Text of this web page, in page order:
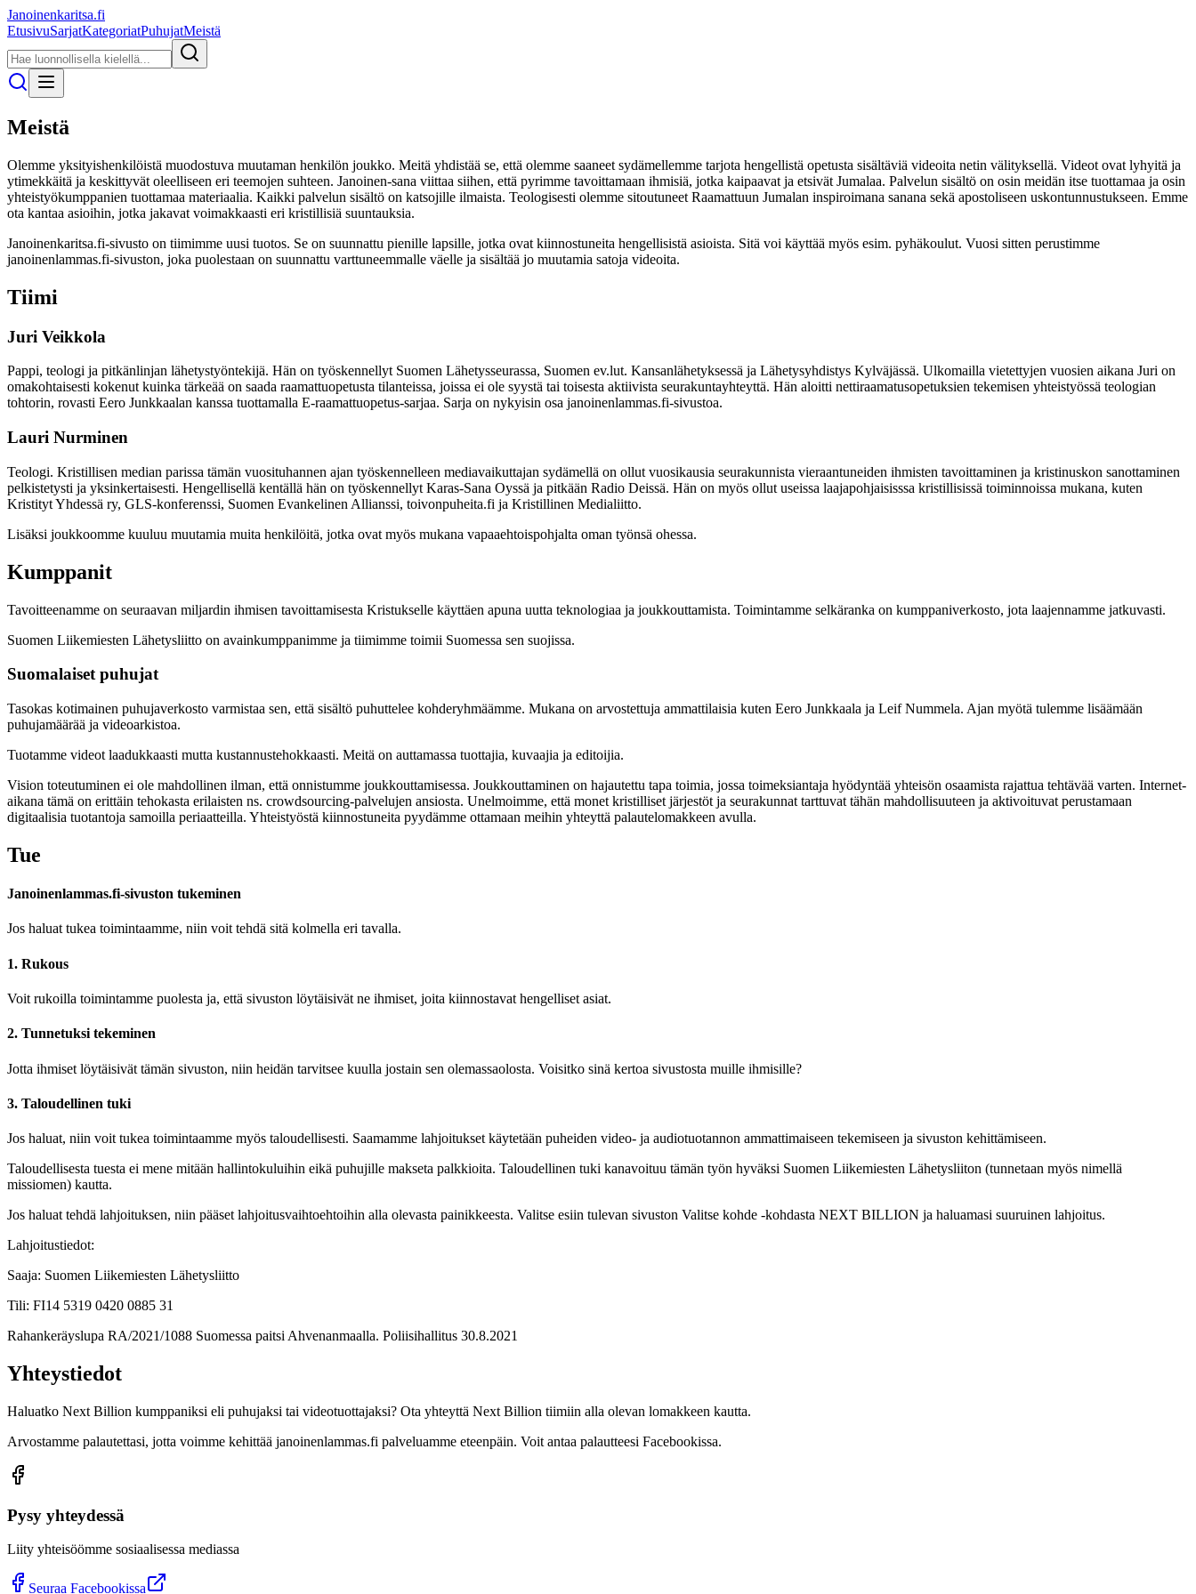
Janoinenkaritsa.fi
EtusivuSarjatKategoriatPuhujatMeistä
Meistä
Olemme yksityishenkilöistä muodostuva muutaman henkilön joukko. Meitä yhdistää se, että olemme saaneet sydämellemme tarjota hengellistä opetusta sisältäviä videoita netin välityksellä. Videot ovat lyhyitä ja
ytimekkäitä ja keskittyvät oleelliseen eri teemojen suhteen. Janoinen-sana viittaa siihen, että pyrimme tavoittamaan ihmisiä, jotka kaipaavat ja etsivät Jumalaa. Palvelun sisältö on osin meidän itse tuottamaa ja osin
yhteistyökumppanien tuottamaa materiaalia. Kaikki palvelun sisältö on katsojille ilmaista. Teologisesti olemme sitoutuneet Raamattuun Jumalan inspiroimana sanana sekä apostoliseen uskontunnustukseen. Emme
ota kantaa asioihin, jotka jakavat voimakkaasti eri kristillisiä suuntauksia.
Janoinenkaritsa.fi-sivusto on tiimimme uusi tuotos. Se on suunnattu pienille lapsille, jotka ovat kiinnostuneita hengellisistä asioista. Sitä voi käyttää myös esim. pyhäkoulut. Vuosi sitten perustimme
janoinenlammas.fi-sivuston, joka puolestaan on suunnattu varttuneemmalle väelle ja sisältää jo muutamia satoja videoita.
Tiimi
Juri Veikkola
Pappi, teologi ja pitkänlinjan lähetystyöntekijä. Hän on työskennellyt Suomen Lähetysseurassa, Suomen ev.lut. Kansanlähetyksessä ja Lähetysyhdistys Kylväjässä. Ulkomailla vietettyjen vuosien aikana Juri on
omakohtaisesti kokenut kuinka tärkeää on saada raamattuopetusta tilanteissa, joissa ei ole syystä tai toisesta aktiivista seurakuntayhteyttä. Hän aloitti nettiraamatusopetuksien tekemisen yhteistyössä teologian
tohtorin, rovasti Eero Junkkaalan kanssa tuottamalla E-raamattuopetus-sarjaa. Sarja on nykyisin osa janoinenlammas.fi-sivustoa.
Lauri Nurminen
Teologi. Kristillisen median parissa tämän vuosituhannen ajan työskennelleen mediavaikuttajan sydämellä on ollut vuosikausia seurakunnista vieraantuneiden ihmisten tavoittaminen ja kristinuskon sanottaminen
pelkistetysti ja yksinkertaisesti. Hengellisellä kentällä hän on työskennellyt Karas-Sana Oyssä ja pitkään Radio Deissä. Hän on myös ollut useissa laajapohjaisisssa kristillisissä toiminnoissa mukana, kuten
Kristityt Yhdessä ry, GLS-konferenssi, Suomen Evankelinen Allianssi, toivonpuheita.fi ja Kristillinen Medialiitto.
Lisäksi joukkoomme kuuluu muutamia muita henkilöitä, jotka ovat myös mukana vapaaehtoispohjalta oman työnsä ohessa.
Kumppanit
Tavoitteenamme on seuraavan miljardin ihmisen tavoittamisesta Kristukselle käyttäen apuna uutta teknologiaa ja joukkouttamista. Toimintamme selkäranka on kumppaniverkosto, jota laajennamme jatkuvasti.
Suomen Liikemiesten Lähetysliitto on avainkumppanimme ja tiimimme toimii Suomessa sen suojissa.
Suomalaiset puhujat
Tasokas kotimainen puhujaverkosto varmistaa sen, että sisältö puhuttelee kohderyhmäämme. Mukana on arvostettuja ammattilaisia kuten Eero Junkkaala ja Leif Nummela. Ajan myötä tulemme lisäämään
puhujamäärää ja videoarkistoa.
Tuotamme videot laadukkaasti mutta kustannustehokkaasti. Meitä on auttamassa tuottajia, kuvaajia ja editoijia.
Vision toteutuminen ei ole mahdollinen ilman, että onnistumme joukkouttamisessa. Joukkouttaminen on hajautettu tapa toimia, jossa toimeksiantaja hyödyntää yhteisön osaamista rajattua tehtävää varten. Internet-
aikana tämä on erittäin tehokasta erilaisten ns. crowdsourcing-palvelujen ansiosta. Unelmoimme, että monet kristilliset järjestöt ja seurakunnat tarttuvat tähän mahdollisuuteen ja aktivoituvat perustamaan
digitaalisia tuotantoja samoilla periaatteilla. Yhteistyöstä kiinnostuneita pyydämme ottamaan meihin yhteyttä palautelomakkeen avulla.
Tue
Janoinenlammas.fi-sivuston tukeminen
Jos haluat tukea toimintaamme, niin voit tehdä sitä kolmella eri tavalla.
1. Rukous
Voit rukoilla toimintamme puolesta ja, että sivuston löytäisivät ne ihmiset, joita kiinnostavat hengelliset asiat.
2. Tunnetuksi tekeminen
Jotta ihmiset löytäisivät tämän sivuston, niin heidän tarvitsee kuulla jostain sen olemassaolosta. Voisitko sinä kertoa sivustosta muille ihmisille?
3. Taloudellinen tuki
Jos haluat, niin voit tukea toimintaamme myös taloudellisesti. Saamamme lahjoitukset käytetään puheiden video- ja audiotuotannon ammattimaiseen tekemiseen ja sivuston kehittämiseen.
Taloudellisesta tuesta ei mene mitään hallintokuluihin eikä puhujille makseta palkkioita. Taloudellinen tuki kanavoituu tämän työn hyväksi Suomen Liikemiesten Lähetysliiton (tunnetaan myös nimellä
missiomen) kautta.
Jos haluat tehdä lahjoituksen, niin pääset lahjoitusvaihtoehtoihin alla olevasta painikkeesta. Valitse esiin tulevan sivuston Valitse kohde -kohdasta NEXT BILLION ja haluamasi suuruinen lahjoitus.
Lahjoitustiedot:
Saaja: Suomen Liikemiesten Lähetysliitto
Tili: FI14 5319 0420 0885 31
Rahankeräyslupa RA/2021/1088 Suomessa paitsi Ahvenanmaalla. Poliisihallitus 30.8.2021
Yhteystiedot
Haluatko Next Billion kumppaniksi eli puhujaksi tai videotuottajaksi? Ota yhteyttä Next Billion tiimiin alla olevan lomakkeen kautta.
Arvostamme palautettasi, jotta voimme kehittää janoinenlammas.fi palveluamme eteenpäin. Voit antaa palautteesi Facebookissa.
Pysy yhteydessä
Liity yhteisöömme sosiaalisessa mediassa
Seuraa Facebookissa